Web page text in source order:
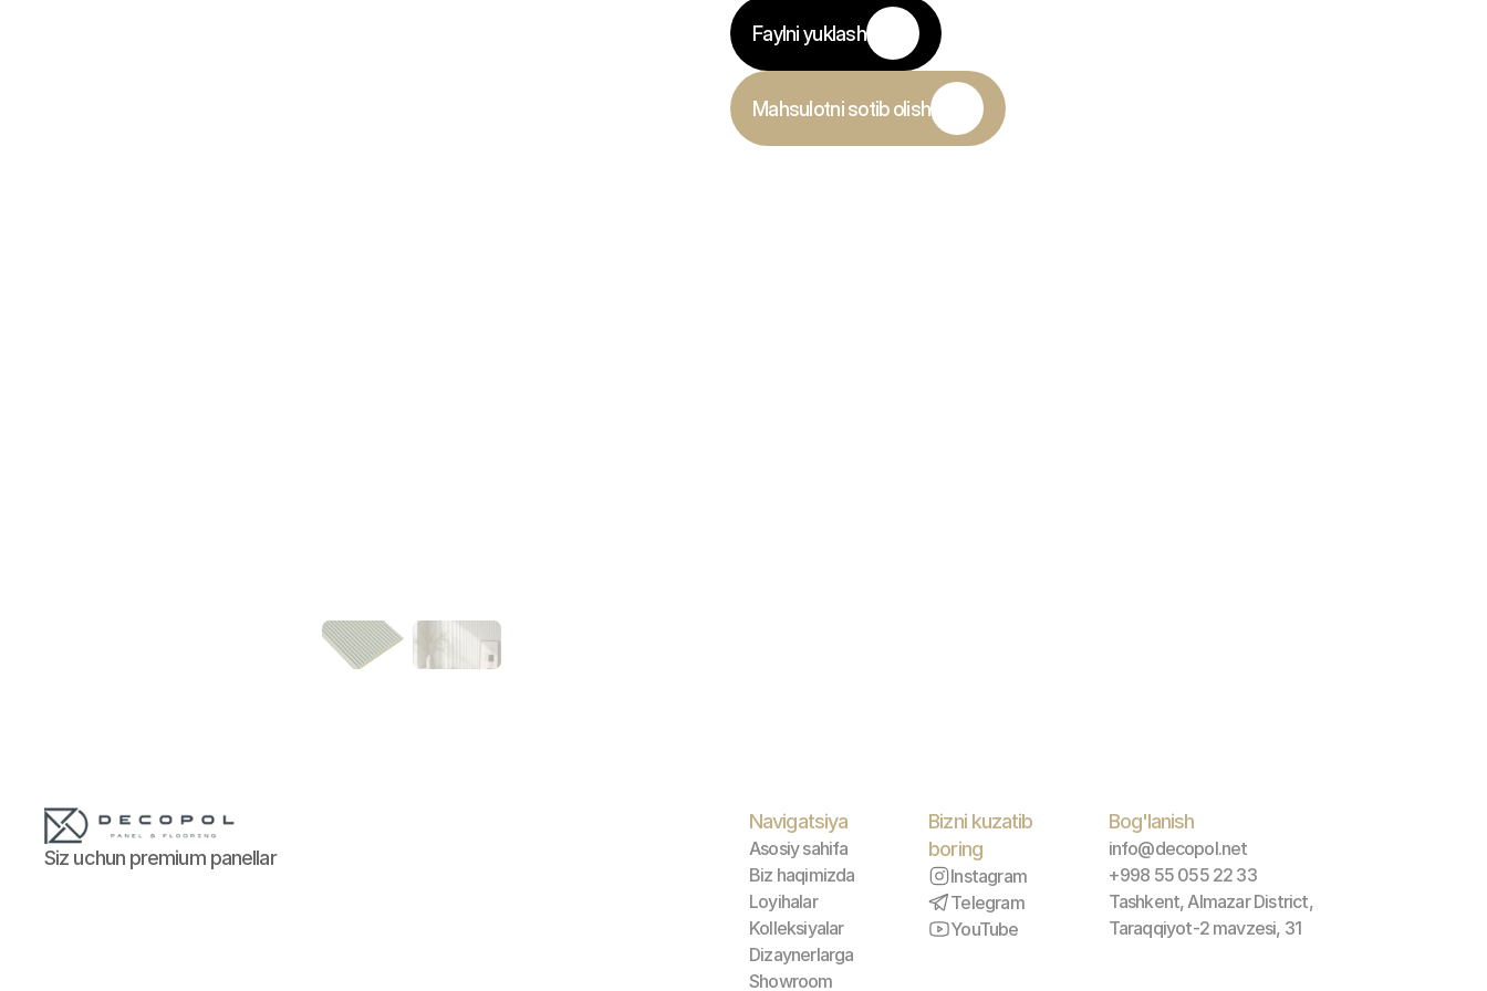
Faylni yuklash
Mahsulotni sotib olish
Siz uchun premium panellar
Navigatsiya
Asosiy sahifa
Biz haqimizda
Loyihalar
Kolleksiyalar
Dizaynerlarga
Showroom
Bizni kuzatib
boring
Instagram
Telegram
YouTube
Bog'lanish
info@decopol.net
+998 55 055 22 33
Tashkent, Almazar District,
Taraqqiyot-2 mavzesi, 31